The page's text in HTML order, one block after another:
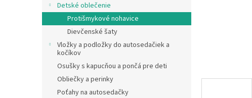
Detské oblečenie
Protišmykové nohavice
Dievčenské šaty
Vložky a podložky do autosedačiek a
kočíkov
Osušky s kapucňou a pončá pre deti
Obliečky a perinky
Poťahy na autosedačky